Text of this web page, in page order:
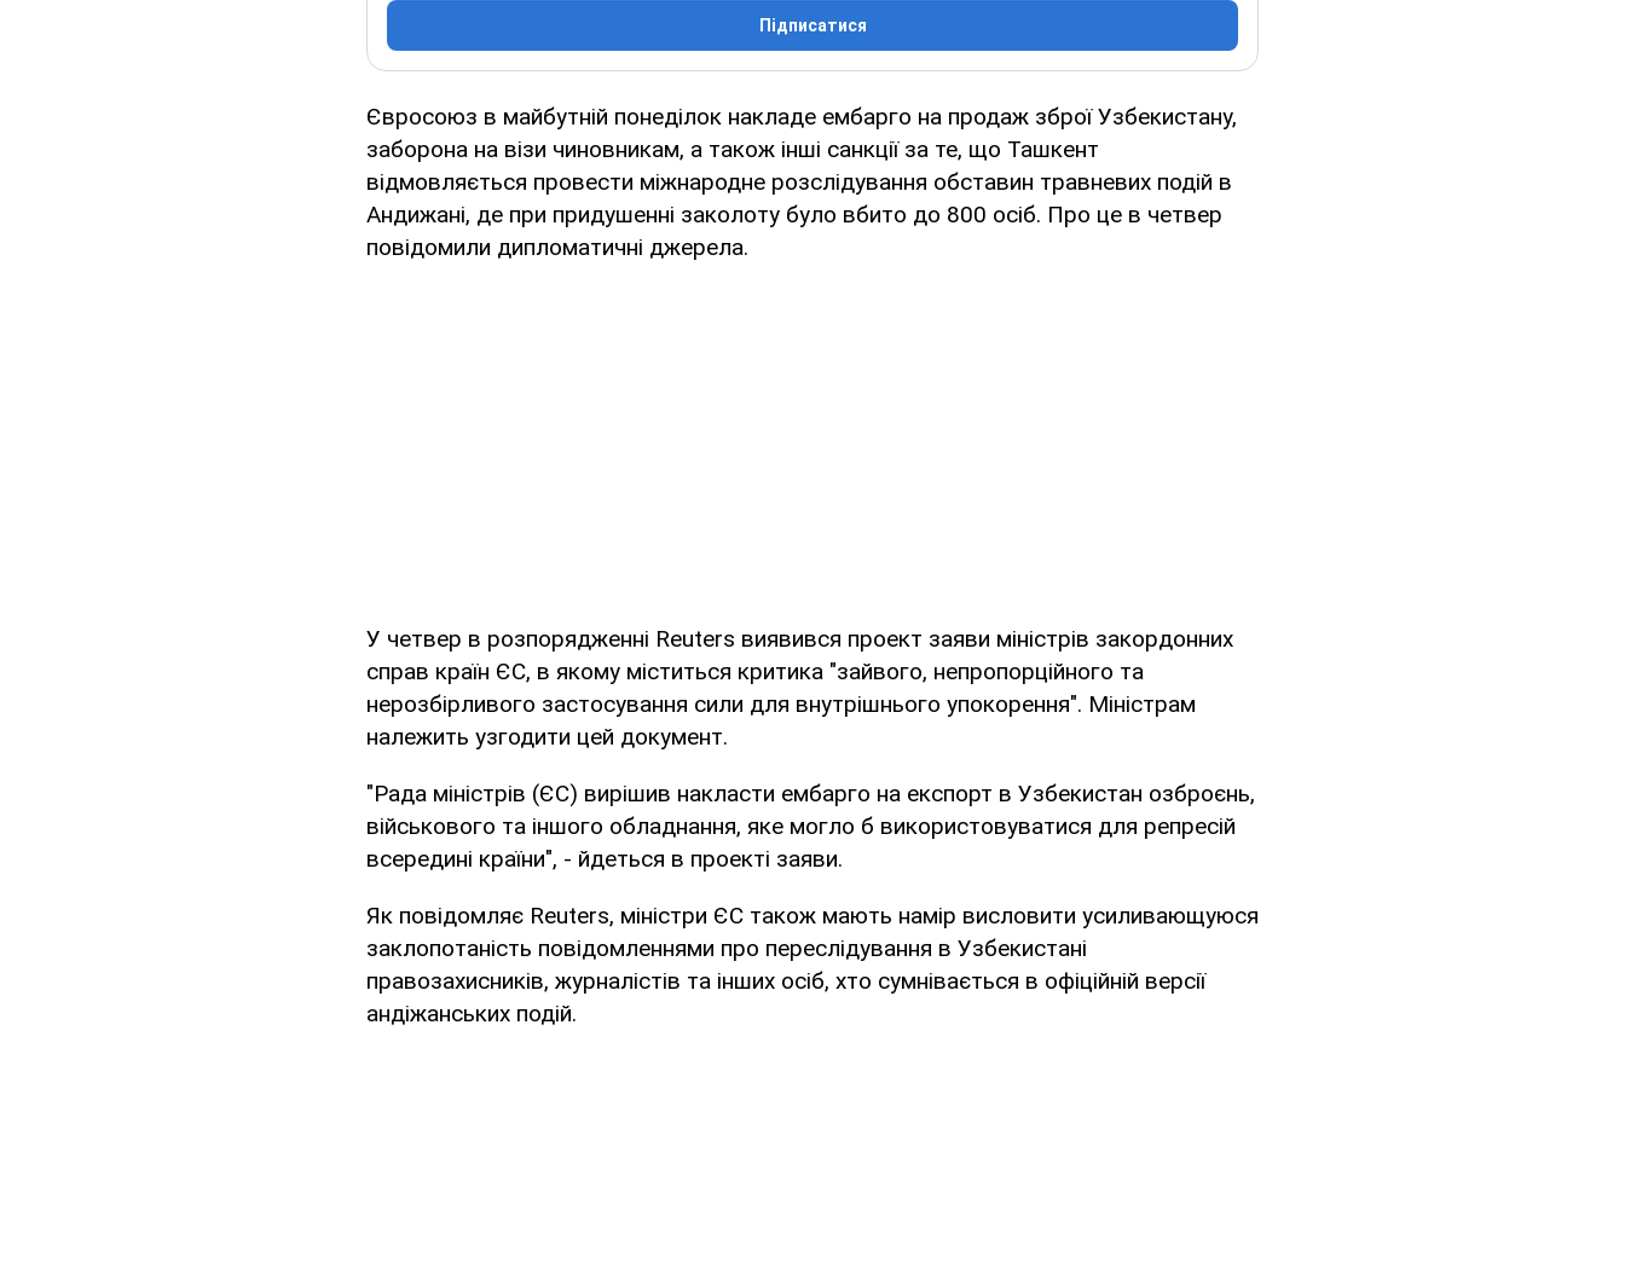
Підписатися
Євросоюз в майбутній понеділок накладе ембарго на продаж зброї Узбекистану,
заборона на візи чиновникам, а також інші санкції за те, що Ташкент
відмовляється провести міжнародне розслідування обставин травневих подій в
Андижані, де при придушенні заколоту було вбито до 800 осіб. Про це в четвер
повідомили дипломатичні джерела.
У четвер в розпорядженні Reuters виявився проект заяви міністрів закордонних
справ країн ЄС, в якому міститься критика "зайвого, непропорційного та
нерозбірливого застосування сили для внутрішнього упокорення". Міністрам
належить узгодити цей документ.
"Рада міністрів (ЄС) вирішив накласти ембарго на експорт в Узбекистан озброєнь,
військового та іншого обладнання, яке могло б використовуватися для репресій
всередині країни", - йдеться в проекті заяви.
Як повідомляє Reuters, міністри ЄС також мають намір висловити усиливающуюся
заклопотаність повідомленнями про переслідування в Узбекистані
правозахисників, журналістів та інших осіб, хто сумнівається в офіційній версії
андіжанських подій.